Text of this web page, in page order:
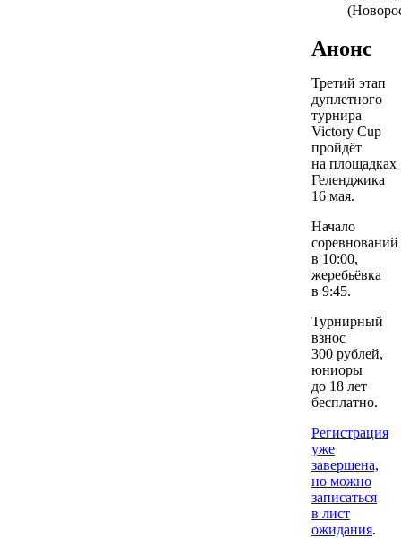
Анонс
Третий этап
дуплетного
турнира
Victory Cup
пройдёт
на площадках
Геленджика
16 мая.
Начало
соревнований
в 10:00,
жеребьёвка
в 9:45.
Турнирный
взнос
300 рублей,
юниоры
до 18 лет
бесплатно.
Регистрация
уже
завершена,
но можно
записаться
в лист
ожидания.